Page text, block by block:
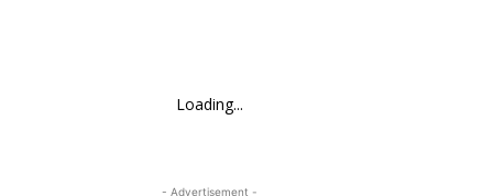
Loading...
- Advertisement -